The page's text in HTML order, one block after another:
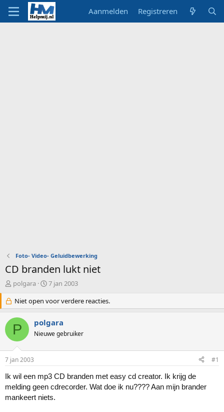
Aanmelden Registreren
Foto- Video- Geluidbewerking
CD branden lukt niet
O
d
e
r
w
e
s
t
a
r
t
polgara
S
a
r
d
a
m
7 jan 2003
Niet open voor verdere reacties.
P polgara
Nieuwe gebruiker
7 jan 2003
#1
Ik wil een mp3 CD branden met easy cd creator. Ik krijg de
melding geen cdrecorder. Wat doe ik nu???? Aan mijn brander
mankeert niets.